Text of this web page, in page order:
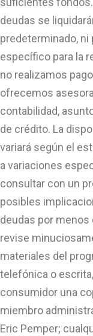
deudas se
predeterminado,
específico para la
no realizamos
ofrecemos
contabilidad,
de crédito. La
variará según el
a variaciones
consultar con un
posibles
deudas por
revise
materiales del
telefónica o
consumidor una
miembro
Eric Pemper;